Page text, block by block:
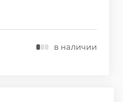
в наличии